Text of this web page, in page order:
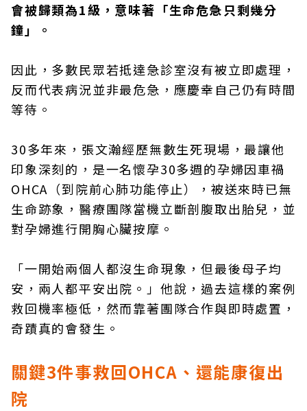
會被歸類為1級，意味著「生命危急只剩幾分
鐘」。
因此，多數民眾若抵達急診室沒有被立即處理，
反而代表病況並非最危急，應慶幸自己仍有時間
等待。
30多年來，張文瀚經歷無數生死現場，最讓他
印象深刻的，是一名懷孕30多週的孕婦因車禍
OHCA（到院前心肺功能停止），被送來時已無
生命跡象，醫療團隊當機立斷剖腹取出胎兒，並
對孕婦進行開胸心臟按摩。
「一開始兩個人都沒生命現象，但最後母子均
安，兩人都平安出院。」他說，過去這樣的案例
救回機率極低，然而靠著團隊合作與即時處置，
奇蹟真的會發生。
關鍵3件事救回OHCA、還能康復出
院